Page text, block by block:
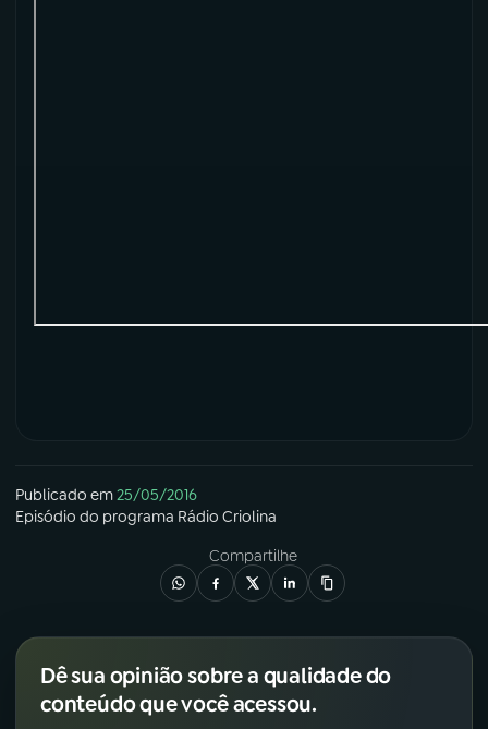
Publicado em25/05/2016
Episódio do programa Rádio Criolina
Compartilhe
Dê sua opinião sobre a qualidade do
conteúdo que você acessou.